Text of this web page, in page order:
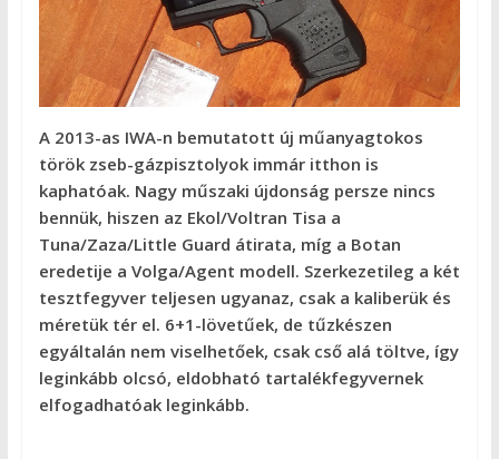
A 2013-as IWA-n bemutatott új műanyagtokos
török zseb-gázpisztolyok immár itthon is
kaphatóak. Nagy műszaki újdonság persze nincs
bennük, hiszen az Ekol/Voltran Tisa a
Tuna/Zaza/Little Guard átirata, míg a Botan
eredetije a Volga/Agent modell. Szerkezetileg a két
tesztfegyver teljesen ugyanaz, csak a kaliberük és
méretük tér el. 6+1-lövetűek, de tűzkészen
egyáltalán nem viselhetőek, csak cső alá töltve, így
leginkább olcsó, eldobható tartalékfegyvernek
elfogadhatóak leginkább.